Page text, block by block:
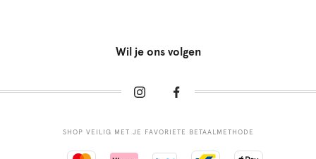
Wil je ons volgen
SHOP VEILIG MET JE FAVORIETE BETAALMETHODE